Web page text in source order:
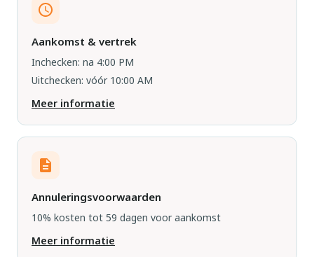
Aankomst & vertrek
Inchecken: na 4:00 PM
Uitchecken: vóór 10:00 AM
Meer informatie
Annuleringsvoorwaarden
10% kosten tot 59 dagen voor aankomst
Meer informatie